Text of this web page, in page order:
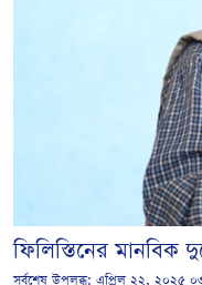
ফিলিস্তিনের মানবিক
সর্বশেষ উপলব্ধ: এপ্রিল ২২, ২০২৫